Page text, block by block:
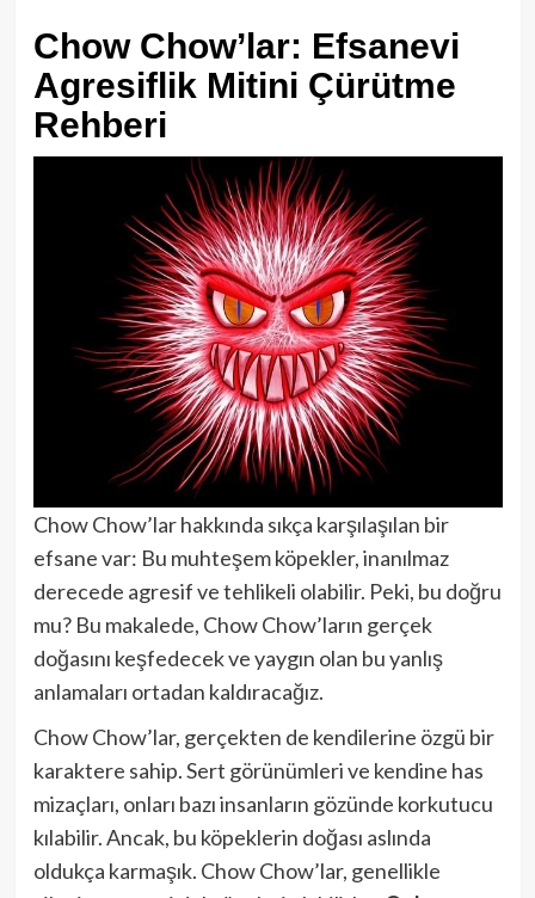
Chow Chow’lar: Efsanevi
Agresiflik Mitini Çürütme
Rehberi
Chow Chow’lar hakkında sıkça karşılaşılan bir
efsane var: Bu muhteşem köpekler, inanılmaz
derecede agresif ve tehlikeli olabilir. Peki, bu doğru
mu? Bu makalede, Chow Chow’ların gerçek
doğasını keşfedecek ve yaygın olan bu yanlış
anlamaları ortadan kaldıracağız.
Chow Chow’lar, gerçekten de kendilerine özgü bir
karaktere sahip. Sert görünümleri ve kendine has
mizaçları, onları bazı insanların gözünde korkutucu
kılabilir. Ancak, bu köpeklerin doğası aslında
oldukça karmaşık. Chow Chow’lar, genellikle